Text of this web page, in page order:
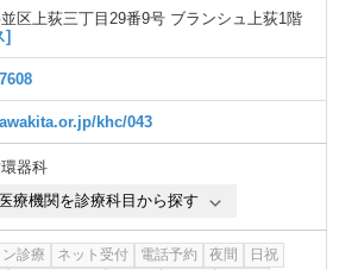
区上荻三丁目29番9号 ブランシュ上荻1階
]
khc/043
器科
療機関を診療科目から探す
診療 ネット受付 電話予約 夜間
日祝